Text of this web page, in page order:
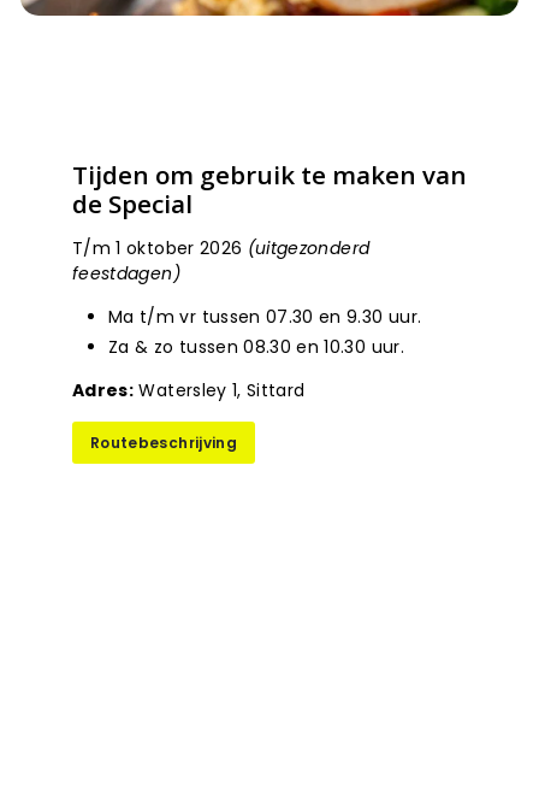
Tijden om gebruik te maken van
de Special
T/m 1 oktober 2026 (uitgezonderd
feestdagen)
Ma t/m vr tussen 07.30 en 9.30 uur.
Za & zo tussen 08.30 en 10.30 uur.
Adres: Watersley 1, Sittard
Routebeschrijving